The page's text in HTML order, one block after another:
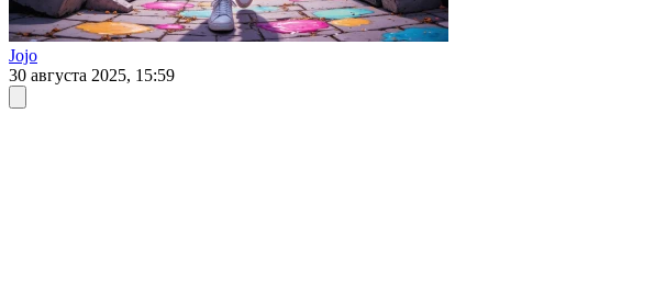
Jojo
30 августа 2025, 15:59